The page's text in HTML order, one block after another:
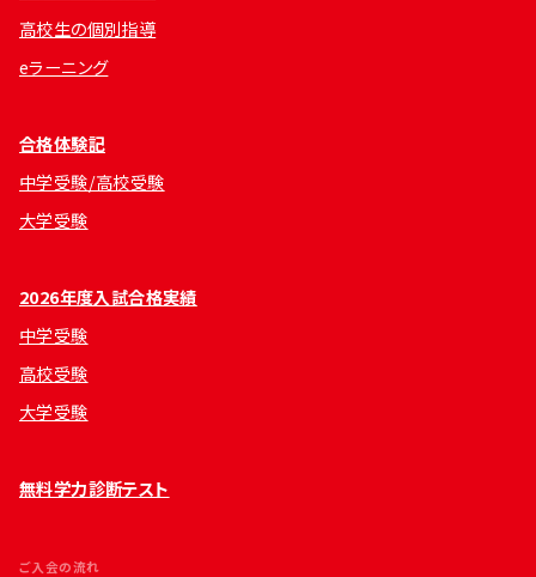
高校生の個別指導
eラーニング
合格体験記
中学受験/高校受験
大学受験
2026年度入試合格実績
中学受験
高校受験
大学受験
無料学力診断テスト
ご入会の流れ